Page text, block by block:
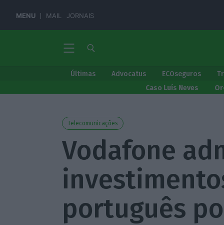
MENU MAIL JORNAIS
Últimas Advocatus ECOseguros
Caso Luís Neves
Telecomunicações
Vodafone
português